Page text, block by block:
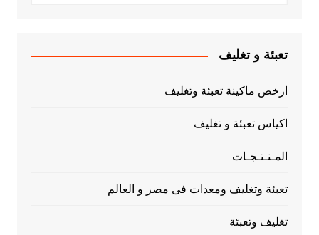
تعبئة و تغليف
ارخص ماكينة تعبئة وتغليف
اكياس تعبئة و تغليف
المـنـتـجـات
تعبئة وتغليف ومعدات فى مصر و العالم
تغليف وتعبئة